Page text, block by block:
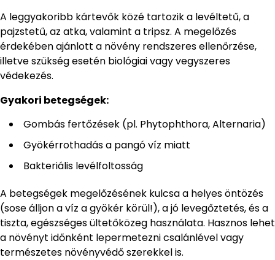
A leggyakoribb kártevők közé tartozik a levéltetű, a
pajzstetű, az atka, valamint a tripsz. A megelőzés
érdekében ajánlott a növény rendszeres ellenőrzése,
illetve szükség esetén biológiai vagy vegyszeres
védekezés.
Gyakori betegségek:
Gombás fertőzések (pl. Phytophthora, Alternaria)
Gyökérrothadás a pangó víz miatt
Bakteriális levélfoltosság
A betegségek megelőzésének kulcsa a helyes öntözés
(sose álljon a víz a gyökér körül!), a jó levegőztetés, és a
tiszta, egészséges ültetőközeg használata. Hasznos lehet
a növényt időnként lepermetezni csalánlével vagy
természetes növényvédő szerekkel is.